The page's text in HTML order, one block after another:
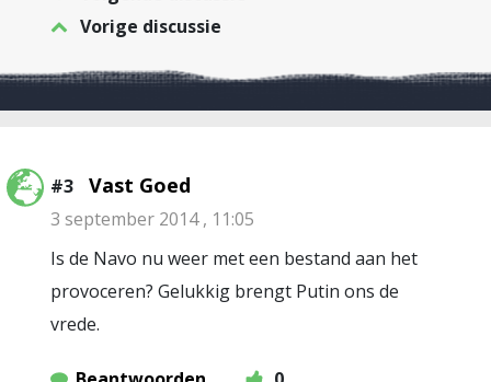
Vorige discussie
#3 Vast Goed
3 september 2014 , 11:05
Is de Navo nu weer met een bestand aan het
provoceren? Gelukkig brengt Putin ons de
vrede.